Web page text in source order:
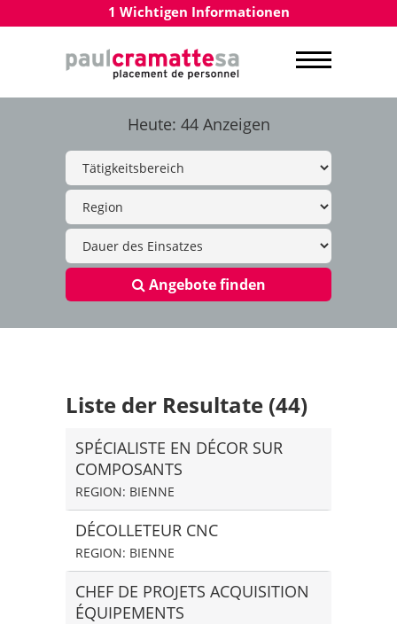
1 Wichtigen Informationen
Heute: 44 Anzeigen
Angebote finden
Liste der Resultate (44)
SPÉCIALISTE EN DÉCOR SUR
COMPOSANTS
REGION: BIENNE
DÉCOLLETEUR CNC
REGION: BIENNE
CHEF DE PROJETS ACQUISITION
ÉQUIPEMENTS